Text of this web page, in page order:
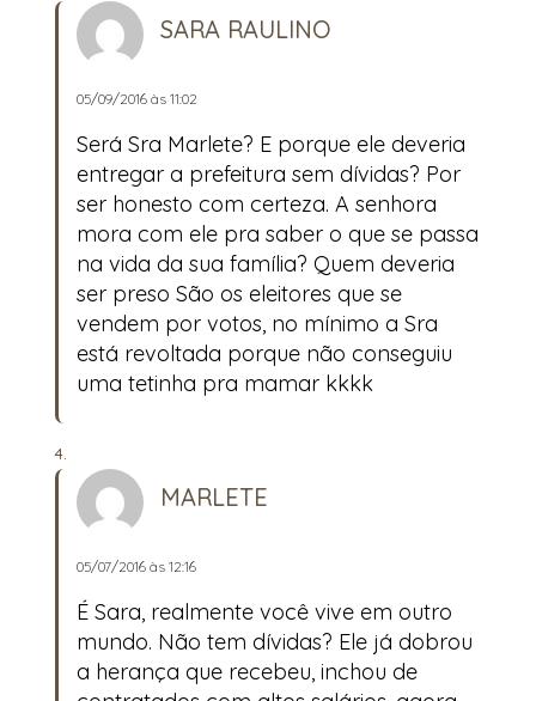
SARA RAULINO
05/09/2016 às 11:02
Será Sra Marlete? E porque ele deveria
entregar a prefeitura sem dívidas? Por
ser honesto com certeza. A senhora
mora com ele pra saber o que se passa
na vida da sua família? Quem deveria
ser preso São os eleitores que se
vendem por votos, no mínimo a Sra
está revoltada porque não conseguiu
uma tetinha pra mamar kkkk
MARLETE
05/07/2016 às 12:16
É Sara, realmente você vive em outro
mundo. Não tem dívidas? Ele já dobrou
a herança que recebeu, inchou de